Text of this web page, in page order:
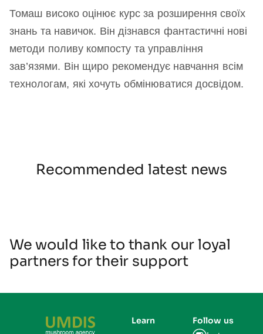
Томаш високо оцінює курс за розширення своїх
знань та навичок. Він дізнався фантастичні нові
методи поливу компосту та управління
зав’язями. Він щиро рекомендує навчання всім
технологам, які хочуть обмінюватися досвідом.
Recommended latest news
We would like to thank our loyal
partners for their support
Learn Follow us